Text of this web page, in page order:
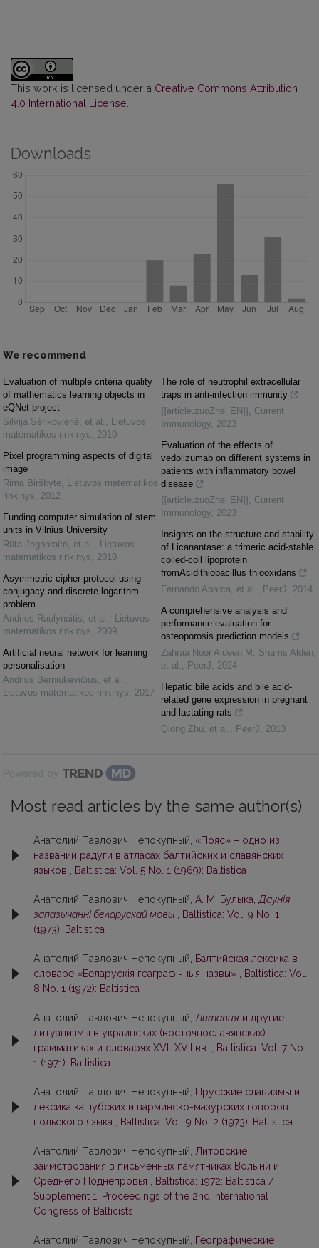
This work is licensed under a Creative Commons Attribution
4.0 International License
Downloads
We recommend
Evaluation of multiple criteria quality
of mathematics learning objects in
eQNet project
Silvija Sėrikovienė, et al.
Lietuvos
matematikos rinkinys
2010
Pixel programming aspects of digital
image
Rima Birškytė
Lietuvos matematikos
rinkinys
2012
Funding computer simulation of stem
units in Vilnius University
Rūta Jegnoraitė, et al.
Lietuvos
matematikos rinkinys
2010
Asymmetric cipher protocol using
conjugacy and discrete logarithm
problem
Andrius Raulynaitis, et al.
Lietuvos
matematikos rinkinys
2009
Artificial neural network for learning
personalisation
Andrius Berniukevičius, et al.
Lietuvos matematikos rinkinys
2017
The role of neutrophil extracellular
traps in anti-infection immunity
{{article.zuoZhe_EN}} Current
Immunology 2023
Evaluation of the effects of
vedolizumab on different systems in
patients with inflammatory bowel
disease
{{article.zuoZhe_EN}} Current
Immunology 2023
Insights on the structure and stability
of Licanantase: a trimeric acid-stable
coiled-coil lipoprotein
fromAcidithiobacillus thiooxidans
Fernando Abarca, et al.
PeerJ
2014
A comprehensive analysis and
performance evaluation for
osteoporosis prediction models
Zahraa Noor Aldeen M. Shams Alden,
et al.
PeerJ
2024
Hepatic bile acids and bile acid-
related gene expression in pregnant
and lactating rats
Qiong Zhu, et al.
PeerJ 2013
Powered by
Most read articles by the same author(s)
Анатолий Павлович Непокупный, «Пояс» – одно из
названий радуги в атласах балтийских и славянских
языков
Baltistica: Vol. 5 No. 1 (1969): Baltistica
Анатолий Павлович Непокупный, А. М. Булыка, Даунія
запазычанні беларускай мовы
Baltistica: Vol. 9 No. 1
(1973): Baltistica
Анатолий Павлович Непокупный,
Балтийская лексика в
словаре «Беларускія геаграфічныя назвы»
Baltistica: Vol.
8 No. 1 (1972): Baltistica
Анатолий Павлович Непокупный, Литавия и другие
литуанизмы в украинских (восточнославянских)
грамматиках и словарях XVI–XVII вв.
Baltistica: Vol. 7 No.
1 (1971): Baltistica
Анатолий Павлович Непокупный,
Прусские славизмы и
лексика кашубских и варминско-мазурских говоров
польского языка
Baltistica: Vol. 9 No. 2 (1973): Baltistica
Анатолий Павлович Непокупный, Литовские
заимствования в письменных памятниках Волыни и
Среднего Поднепровья
Baltistica: 1972: Baltistica /
Supplement 1: Proceedings of the 2nd International
Congress of Balticists
Анатолий Павлович Непокупный,
Географические